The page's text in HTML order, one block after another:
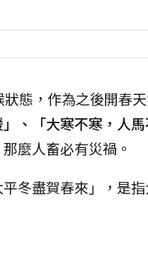
態，作為之後開春
、「大寒不寒，人
麼人畜必有災禍。
冬盡賀春來」，是